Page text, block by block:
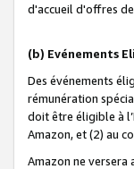
d'accueil d'offres
(b) Evénements
Des événements
rémunération
doit être éligible à
Amazon, et (2) au
Amazon ne versera